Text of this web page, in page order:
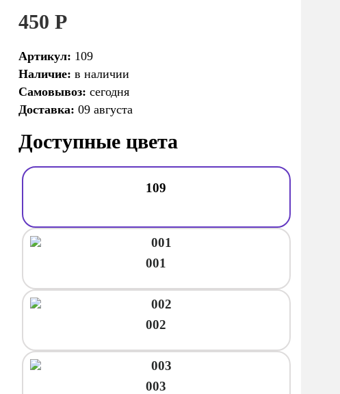
450 Р
Артикул: 109
Наличие: в наличии
Самовывоз: сегодня
Доставка: 09 августа
Доступные цвета
109
001
002
003